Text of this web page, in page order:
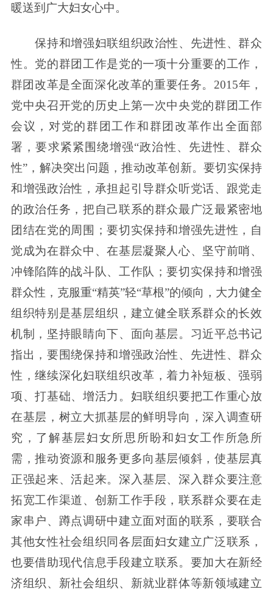
暖送到广大妇女心中。
保持和增强妇联组织政治性、先进性、群众
性。党的群团工作是党的一项十分重要的工作，
群团改革是全面深化改革的重要任务。2015年，
党中央召开党的历史上第一次中央党的群团工作
会议，对党的群团工作和群团改革作出全面部
署，要求紧紧围绕增强“政治性、先进性、群众
性”，解决突出问题，推动改革创新。要切实保持
和增强政治性，承担起引导群众听党话、跟党走
的政治任务，把自己联系的群众最广泛最紧密地
团结在党的周围；要切实保持和增强先进性，自
觉成为在群众中、在基层凝聚人心、坚守前哨、
冲锋陷阵的战斗队、工作队；要切实保持和增强
群众性，克服重“精英”轻“草根”的倾向，大力健全
组织特别是基层组织，建立健全联系群众的长效
机制，坚持眼睛向下、面向基层。习近平总书记
指出，要围绕保持和增强政治性、先进性、群众
性，继续深化妇联组织改革，着力补短板、强弱
项、打基础、增活力。妇联组织要把工作重心放
在基层，树立大抓基层的鲜明导向，深入调查研
究，了解基层妇女所思所盼和妇女工作所急所
需，推动资源和服务更多向基层倾斜，使基层真
正强起来、活起来。深入基层、深入群众要注意
拓宽工作渠道、创新工作手段，联系群众要在走
家串户、蹲点调研中建立面对面的联系，要联合
其他女性社会组织同各层面妇女建立广泛联系，
也要借助现代信息手段建立联系。要加大在新经
济组织、新社会组织、新就业群体等新领域建立